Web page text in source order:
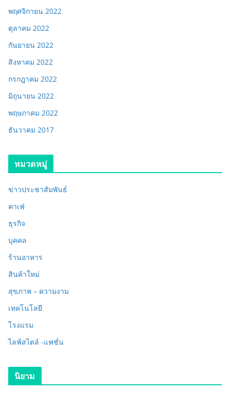
พฤศจิกายน 2022
ตุลาคม 2022
กันยายน 2022
สิงหาคม 2022
กรกฎาคม 2022
มิถุนายน 2022
พฤษภาคม 2022
ธันวาคม 2017
หมวดหมู่
ข่าวประชาสัมพันธ์
คาเฟ่
ธุรกิจ
บุคคล
ร้านอาหาร
สินค้าใหม่
สุขภาพ – ความงาม
เทคโนโลยี
โรงแรม
ไลฟ์สไตล์ -แฟชั่น
นิยาม